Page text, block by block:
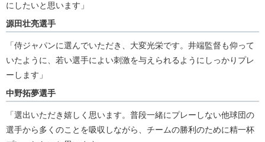
にしたいと思います」
源田壮亮選手
「侍ジャパンに選んでいただき、大変光栄です。井端監督も仰って
いたように、若い選手によい刺激を与えられるようにしっかりプレ
ーします」
中野拓夢選手
「選出いただき嬉しく思います。普段一緒にプレーしない他球団の
選手から多くのことを吸収しながら、チームの勝利のために精一杯